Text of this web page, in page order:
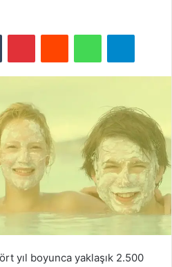
Tumblr PinterestReddit WhatsApp
yıl boyunca yaklaşık 2.500